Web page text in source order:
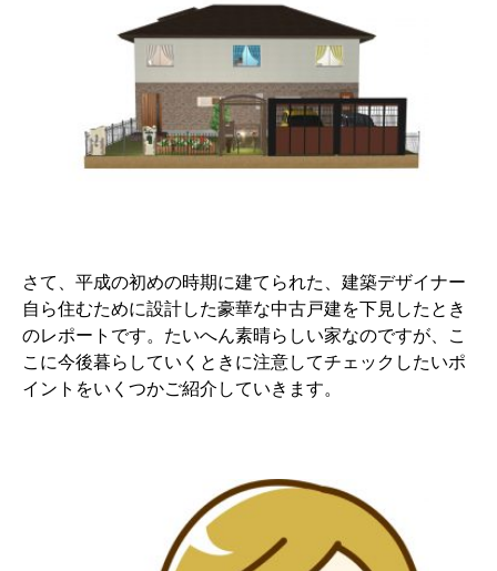
さて、平成の初めの時期に建てられた、建築デザイナー
自ら住むために設計した豪華な中古戸建を下見したとき
のレポートです。たいへん素晴らしい家なのですが、こ
こに今後暮らしていくときに注意してチェックしたいポ
イントをいくつかご紹介していきます。